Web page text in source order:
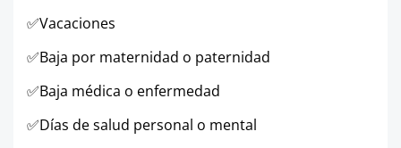
✅Vacaciones
✅Baja por maternidad o paternidad
✅Baja médica o enfermedad
✅Días de salud personal o mental